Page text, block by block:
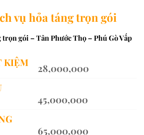
vụ hỏa táng trọn gói
gói – Tân Phước Thọ – Phú Gò Vấp
KIỆM
28,000,000
45,000,000
65,000,000